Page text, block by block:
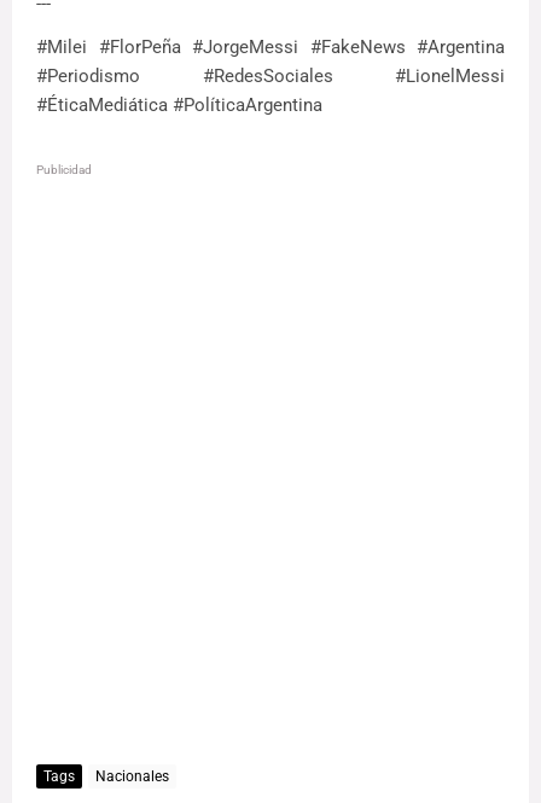
#Milei #FlorPeña #JorgeMessi #FakeNews #Argentina
#Periodismo #RedesSociales #LionelMessi
#ÉticaMediática #PolíticaArgentina
Publicidad
Tags Nacionales